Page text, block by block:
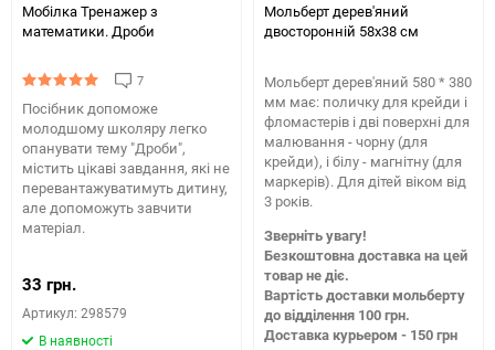
Мобілка Тренажер з
математики. Дроби
7
Посібник допоможе
молодшому школяру легко
опанувати тему "Дроби",
містить цікаві завдання, які не
перевантажуватимуть дитину,
але допоможуть завчити
матеріал.
33 грн.
Артикул: 298579
В наявності
Мольберт дерев'яний
двосторонній 58х38 см
Мольберт дерев'яний 580 * 380
мм має: поличку для крейди і
фломастерів і дві поверхні для
малювання - чорну (для
крейди), і білу - магнітну (для
маркерів). Для дітей віком від
3 років.
Зверніть увагу!
Безкоштовна доставка на цей
товар не діє.
Вартість доставки мольберту
до відділення 100 грн.
Доставка курьером - 150 грн